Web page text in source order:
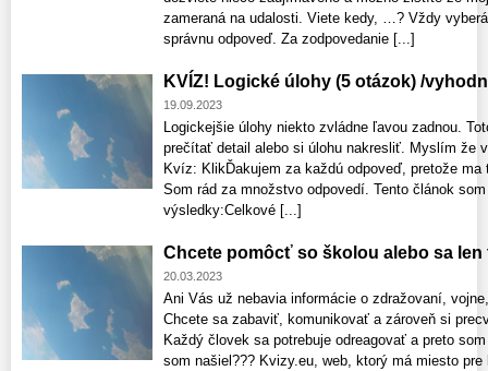
zameraná na udalosti. Viete kedy, …? Vždy
správnu odpoveď. Za zodpovedanie [...]
KVÍZ! Logické úlohy (5 otázok) /
19.09.2023
Logickejšie úlohy niekto zvládne ľavou zadnou.
prečítať detail alebo si úlohu nakresliť. Myslím že
Kvíz: KlikĎakujem za každú odpoveď, pretože
Som rád za množstvo odpovedí. Tento článok
výsledky:Celkové [...]
Chcete pomôcť so školou alebo sa
20.03.2023
Ani Vás už nebavia informácie o zdražovaní,
Chcete sa zabaviť, komunikovať a zároveň si
Každý človek sa potrebuje odreagovať a preto
som našiel??? Kvizy.eu, web, ktorý má miesto